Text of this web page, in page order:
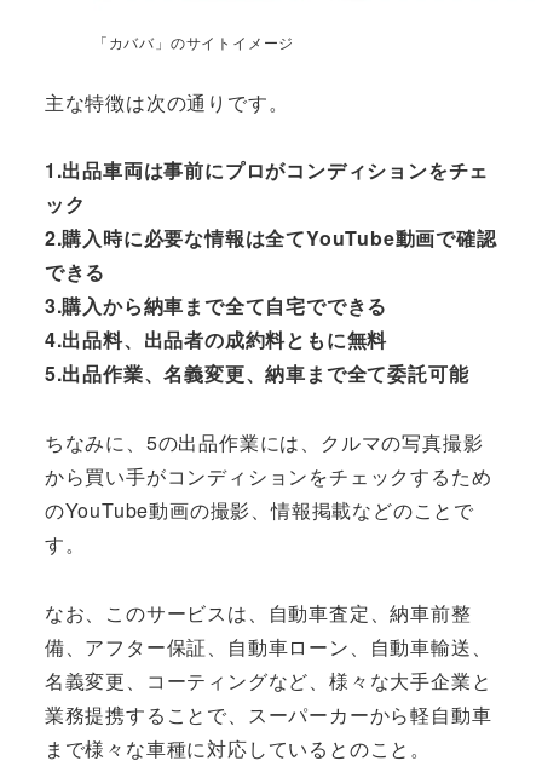
「カババ」のサイトイメージ
主な特徴は次の通りです。
1.出品車両は事前にプロがコンディションをチェ
ック
2.購入時に必要な情報は全てYouTube動画で確認
できる
3.購入から納車まで全て自宅でできる
4.出品料、出品者の成約料ともに無料
5.出品作業、名義変更、納車まで全て委託可能
ちなみに、5の出品作業には、クルマの写真撮影
から買い手がコンディションをチェックするため
のYouTube動画の撮影、情報掲載などのことで
す。
なお、このサービスは、自動車査定、納車前整
備、アフター保証、自動車ローン、自動車輸送、
名義変更、コーティングなど、様々な大手企業と
業務提携することで、スーパーカーから軽自動車
まで様々な車種に対応しているとのこと。